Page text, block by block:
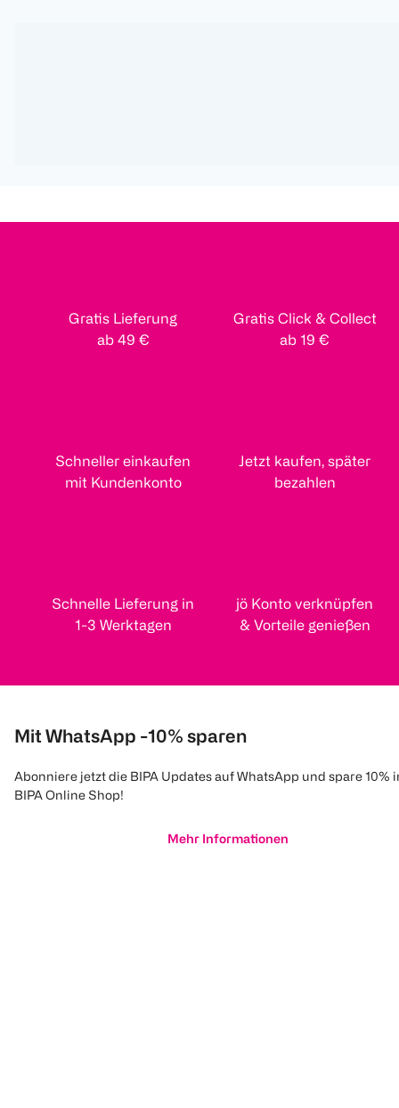
Gratis Lieferung
ab 49 €
Gratis Click & Collect
ab 19 €
Schneller einkaufen
mit Kundenkonto
Jetzt kaufen, später
bezahlen
Schnelle Lieferung in
1-3 Werktagen
jö Konto verknüpfen
& Vorteile genießen
Mit WhatsApp -10% sparen
Abonniere jetzt die BIPA Updates auf WhatsApp und spare 10%
BIPA Online Shop!
Mehr Informationen